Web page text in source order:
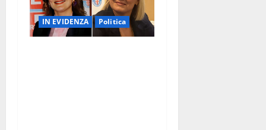
IN EVIDENZA Politica